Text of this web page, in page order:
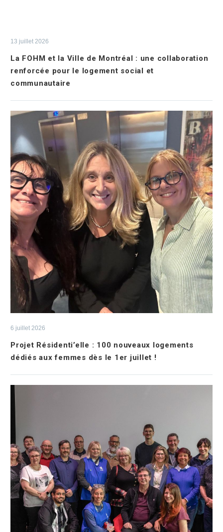
13 juillet 2026
La FOHM et la Ville de Montréal : une collaboration
renforcée pour le logement social et
communautaire
6 juillet 2026
Projet Résidenti’elle : 100 nouveaux logements
dédiés aux femmes dès le 1er juillet !